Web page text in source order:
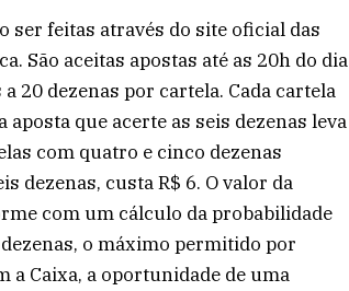
ser feitas através do site oficial das
São aceitas apostas até as 20h do dia
20 dezenas por cartela. Cada cartela
que acerte as seis dezenas leva
com quatro e cinco dezenas
dezenas, custa R$ 6. O valor da
com um cálculo da probabilidade
o máximo permitido por
a Caixa, a oportunidade de uma